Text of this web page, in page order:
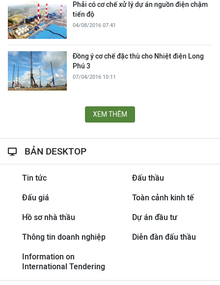
Phải có cơ chế xử lý dự án nguồn điện chậm
tiến độ
04/08/2016 07:41
Đồng ý cơ chế đặc thù cho Nhiệt điện Long
Phú 3
07/04/2016 10:11
XEM THÊM
BẢN DESKTOP
Tin tức Đấu thầu
Đấu giá Toàn cảnh kinh tế
Hồ sơ nhà thầu Dự án đầu tư
Thông tin doanh nghiệp Diễn đàn đấu thầu
Information on
International Tendering